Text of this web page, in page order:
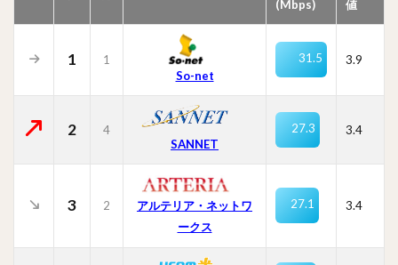
(Mbps)
値
1
1
So-net
31.5 3.9
2
4
SANNET
27.3 3.4
3 2
アルテリア・ネットワ
ークス
27.1 3.4